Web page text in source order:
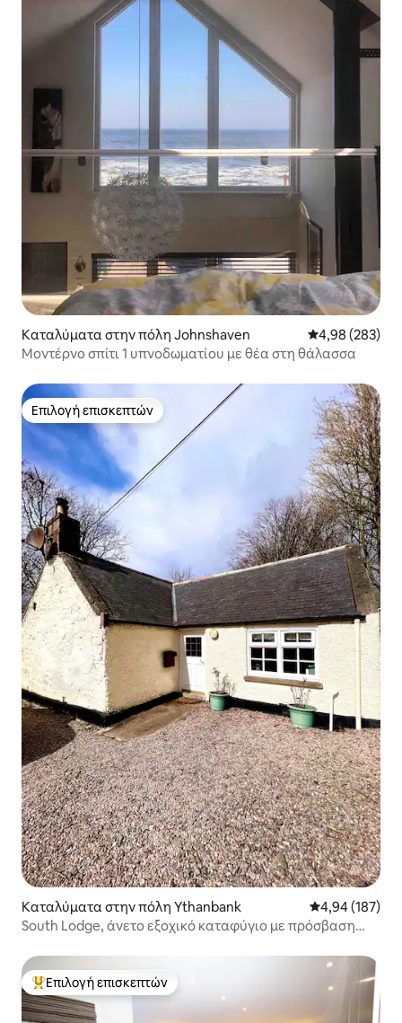
Καταλύματα στην πόλη Johnshaven Μέση
4,98 (283)
Μοντέρνο σπίτι 1 υπνοδωματίου με θέα στη θάλασσα
Επιλογή επισκεπτών
Επιλογή επισκεπτών
Καταλύματα στην πόλη Ythanbank Μέση
4,94 (187)
South Lodge, άνετο εξοχικό καταφύγιο με πρόσβαση
Κορυφαία επιλογή επισκεπτών
Επιλογή επισκεπτών